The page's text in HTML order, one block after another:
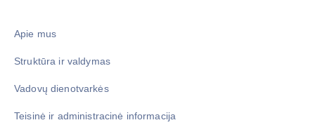
Apie mus
Struktūra ir valdymas
Vadovų dienotvarkės
Teisinė ir administracinė informacija